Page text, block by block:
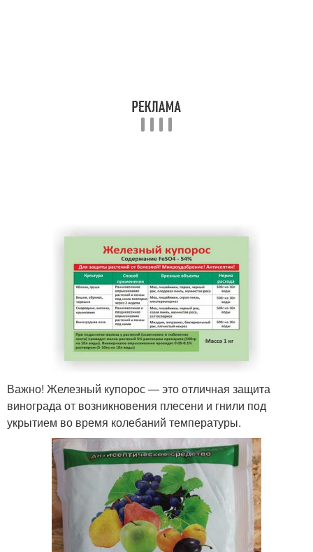
Важно! Железный купорос — это отличная защита
винограда от возникновения плесени и гнили под
укрытием во время колебаний температуры.